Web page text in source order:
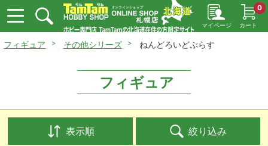
マイページ カート
0
フィギュア その他シリーズ ねんどろいどぷらす
フィギュア
表示順 絞り込み